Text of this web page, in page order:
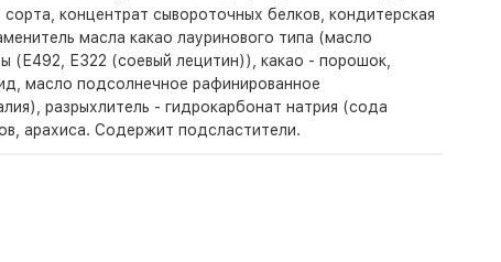
концентрат сывороточных белков, кондитерская
масла какао лауринового типа (масло
(Е492, Е322 (соевый лецитин)), какао - порошок,
масло подсолнечное рафинированное
разрыхлитель - гидрокарбонат натрия (сода
арахиса. Содержит подсластители.